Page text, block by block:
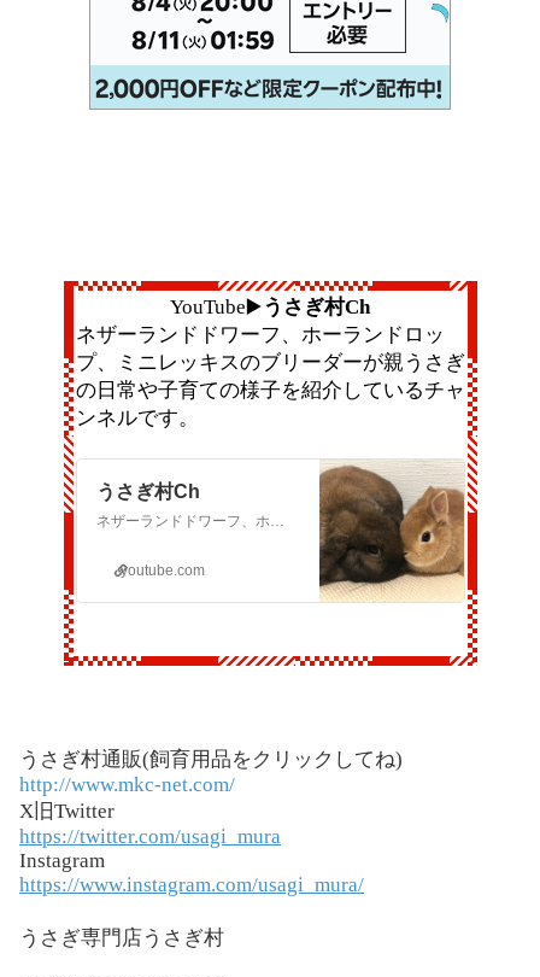
YouTube▶️うさぎ村Ch
ネザーランドドワーフ、ホーランドロッ
プ、ミニレッキスのブリーダーが親うさぎ
の日常や子育ての様子を紹介しているチャ
ンネルです。
うさぎ村Ch
ネザーランドドワーフ、ホーランドロップ、ミニレッキスのブリーダーです。うさぎ村中山吉成店の親うさぎたちの日常や子育ての様子を紹介します。こうさぎの詳細はお店のTwitterをご覧ください。
youtube.com
うさぎ村通販(飼育用品をクリックしてね)
http://www.mkc-net.com/
X 旧Twitter
https://twitter.com/usagi_mura
Instagram
https://www.instagram.com/usagi_mura/
うさぎ専門店うさぎ村